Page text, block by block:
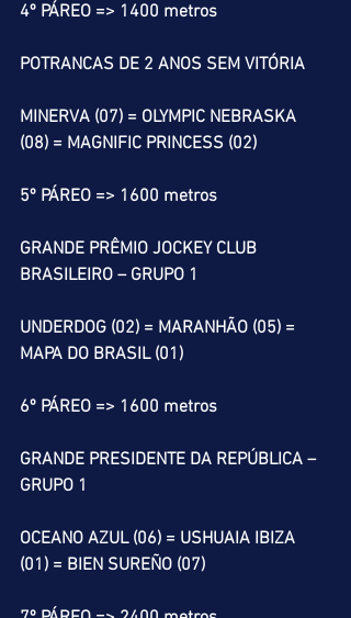
4º PÁREO => 1400 metros
POTRANCAS DE 2 ANOS SEM VITÓRIA
MINERVA (07) = OLYMPIC NEBRASKA
(08) = MAGNIFIC PRINCESS (02)
5º PÁREO => 1600 metros
GRANDE PRÊMIO JOCKEY CLUB
BRASILEIRO – GRUPO 1
UNDERDOG (02) = MARANHÃO (05) =
MAPA DO BRASIL (01)
6º PÁREO => 1600 metros
GRANDE PRESIDENTE DA REPÚBLICA –
GRUPO 1
OCEANO AZUL (06) = USHUAIA IBIZA
(01) = BIEN SUREÑO (07)